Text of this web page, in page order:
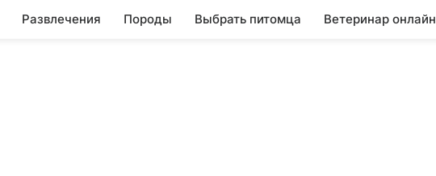
Развлечения Породы Выбрать питомца Ветеринар онлайн